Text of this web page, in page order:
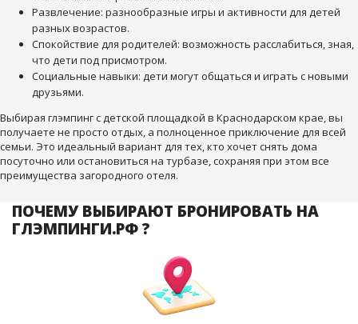
Развлечение: разнообразные игры и активности для детей
разных возрастов.
Спокойствие для родителей: возможность расслабиться, зная,
что дети под присмотром.
Социальные навыки: дети могут общаться и играть с новыми
друзьями.
Выбирая глэмпинг с детской площадкой в Краснодарском крае, вы
получаете не просто отдых, а полноценное приключение для всей
семьи. Это идеальный вариант для тех, кто хочет снять дома
посуточно или остановиться на турбазе, сохраняя при этом все
преимущества загородного отеля.
ПОЧЕМУ ВЫБИРАЮТ БРОНИРОВАТЬ НА
ГЛЭМПИНГИ.РФ ?